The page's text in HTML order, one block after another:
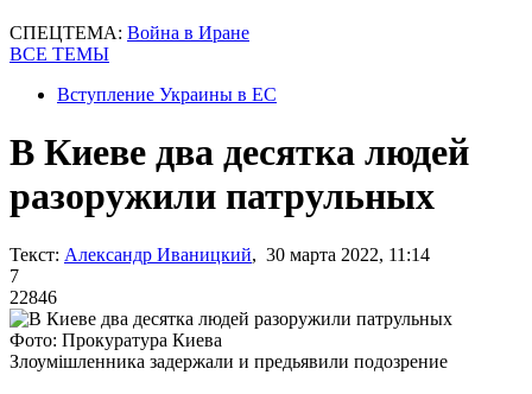
СПЕЦТЕМА: Война в Иране
ВСЕ ТЕМЫ
Вступление Украины в ЕС
В Киеве два десятка людей
разоружили патрульных
Текст: Александр Иваницкий, 30 марта 2022, 11:14
7
22846
Фото: Прокуратура Киева
Злоумішленника задержали и предьявили подозрение